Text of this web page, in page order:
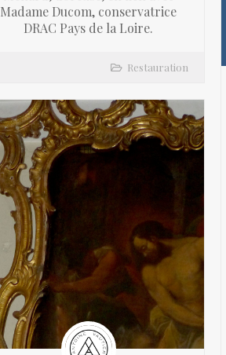
Madame Ducom, conservatrice
DRAC Pays de la Loire.
Restauration